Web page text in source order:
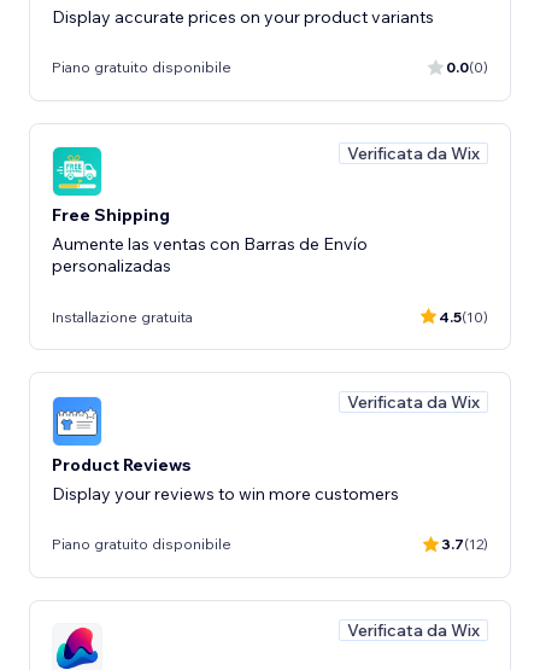
Display accurate prices on your product variants
Piano gratuito disponibile 0.0(0)
Verificata da Wix
Free Shipping
Aumente las ventas con Barras de Envío
personalizadas
Installazione gratuita 4.5(10)
Verificata da Wix
Product Reviews
Display your reviews to win more customers
Piano gratuito disponibile 3.7(12)
Verificata da Wix